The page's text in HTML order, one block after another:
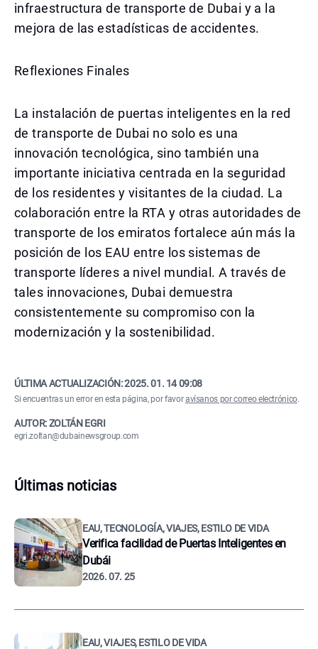
infraestructura de transporte de Dubai y a la
mejora de las estadísticas de accidentes.
Reflexiones Finales
La instalación de puertas inteligentes en la red
de transporte de Dubai no solo es una
innovación tecnológica, sino también una
importante iniciativa centrada en la seguridad
de los residentes y visitantes de la ciudad. La
colaboración entre la RTA y otras autoridades de
transporte de los emiratos fortalece aún más la
posición de los EAU entre los sistemas de
transporte líderes a nivel mundial. A través de
tales innovaciones, Dubai demuestra
consistentemente su compromiso con la
modernización y la sostenibilidad.
ÚLTIMA ACTUALIZACIÓN:2025. 01. 14 09:08
Si encuentras un error en esta página, por favoravísanos por correo electrónico.
AUTOR: ZOLTÁN EGRI
egri.zoltan@dubainewsgroup.com
Últimas noticias
EAU, TECNOLOGÍA, VIAJES, ESTILO DE VIDA
Verifica facilidad de Puertas Inteligentes en
Dubái
2026. 07. 25
EAU, VIAJES, ESTILO DE VIDA